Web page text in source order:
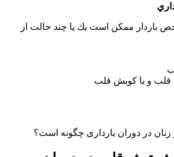
باردار ممكن است يك يا چند حالت از
قلب و يا كوبش قلب